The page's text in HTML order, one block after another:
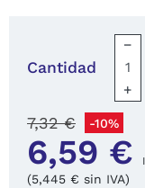
Cantidad
−
+
6,59 €
7,32 € -10%
(5,445 € sin IVA)